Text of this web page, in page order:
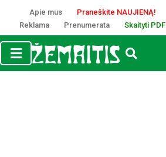
Apie mus
Praneškite NAUJIENĄ!
Reklama
Prenumerata Skaityti PDF